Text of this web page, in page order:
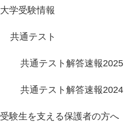
大学受験情報
共通テスト
共通テスト解答速報2025
共通テスト解答速報2024
受験生を支える保護者の方へ